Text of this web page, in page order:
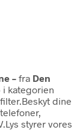
– fra Den
i kategorien
dine
styrer vores